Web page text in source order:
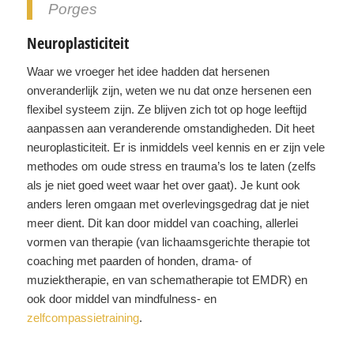
Porges
Neuroplasticiteit
Waar we vroeger het idee hadden dat hersenen
onveranderlijk zijn, weten we nu dat onze hersenen een
flexibel systeem zijn. Ze blijven zich tot op hoge leeftijd
aanpassen aan veranderende omstandigheden. Dit heet
neuroplasticiteit. Er is inmiddels veel kennis en er zijn vele
methodes om oude stress en trauma’s los te laten (zelfs
als je niet goed weet waar het over gaat). Je kunt ook
anders leren omgaan met overlevingsgedrag dat je niet
meer dient. Dit kan door middel van coaching, allerlei
vormen van therapie (van lichaamsgerichte therapie tot
coaching met paarden of honden, drama- of
muziektherapie, en van schematherapie tot EMDR) en
ook door middel van mindfulness- en
zelfcompassietraining.